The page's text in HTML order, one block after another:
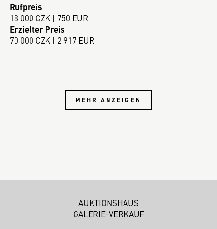
Rufpreis
18 000 CZK | 750 EUR
Erzielter Preis
70 000 CZK | 2 917 EUR
MEHR ANZEIGEN
AUKTIONSHAUS
GALERIE-VERKAUF